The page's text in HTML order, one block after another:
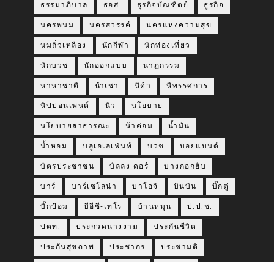
ธรรมาภิบาล ธอส. ธุรกิจบัณฑิตย์ ธูรกิจ
นครพนม นครสวรรค์ นครแห่งความสุข
นมถั่วเหลือง นักกีฬา นักท่องเที่ยว
นักบวช นักออกแบบ นาฏกรรม
นานาชาติ นำเชา นิด้า นิทรรศการ
นิปปอนเพนต์ นิ่ว นโยบาย
นโยบายสาธารณะ น้าค่อม น้ำมัน
น้ำหอม บลูเอเลเฟ่นท์ บวช บอยแบนด์
บัตรประชาชน บัลลง ดอร์ บางกอกฮับ
บาร์ บาร์เซโลน่า บาโอจิ บินบิน บิ๊กตู่
บิ๊กป้อม บีอีซี-เทโร บ้านหมุน ป.ป.ช.
ปตท. ประกวดนางงาม ประกันชีวิต
ประกันสุขภาพ ประชากร ประชามติ